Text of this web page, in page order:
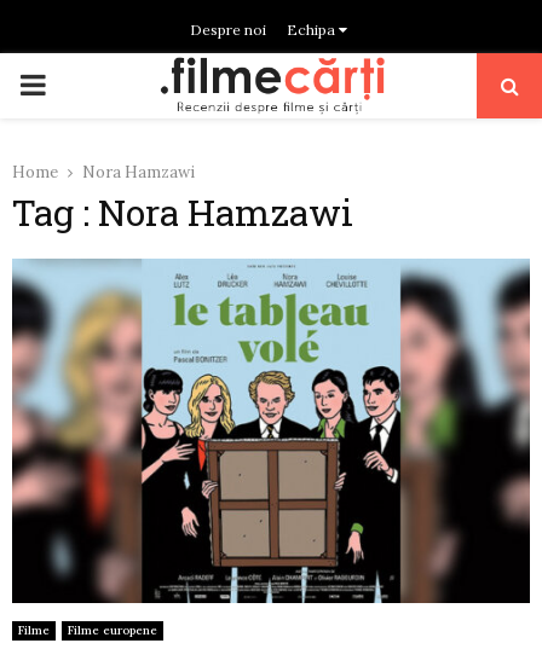
Despre noi Echipa
PRIMARY
Home Nora Hamzawi
Tag : Nora Hamzawi
Filme Filme europene